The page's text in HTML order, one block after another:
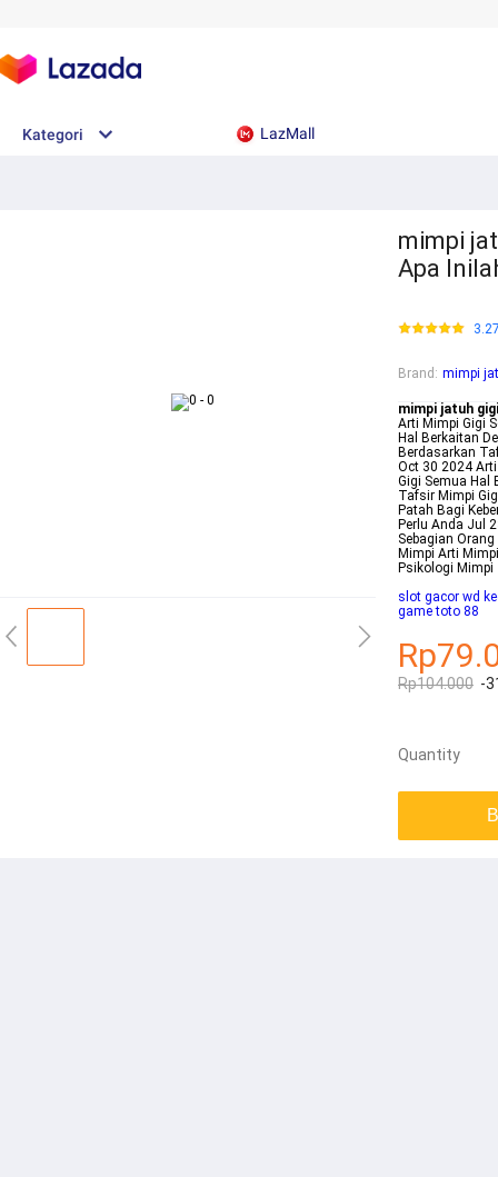
Kategori LazMall
mimpi
Apa
Brand : mimpi
mimpi jatuh gigi
Arti Mimpi Gigi
Hal Berkaitan
Berdasarkan
Oct 30 2024
Gigi Semua Hal
Tafsir Mimpi
Patah Bagi
Perlu Anda Jul
Sebagian
Mimpi Arti
Psikologi Mimpi
slot gacor wd
game toto 88
Rp104.000 -
Quantity